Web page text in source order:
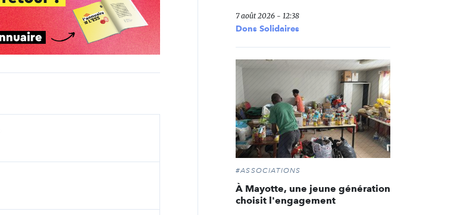
7 août 2026 - 12:38
Dons Solidaires
#ASSOCIATIONS
À Mayotte, une jeune génération
choisit l'engagement